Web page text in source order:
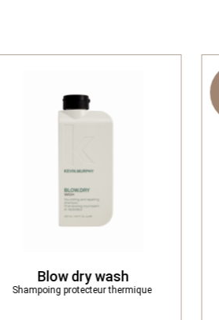
Blow dry wash
Shampoing protecteur thermique